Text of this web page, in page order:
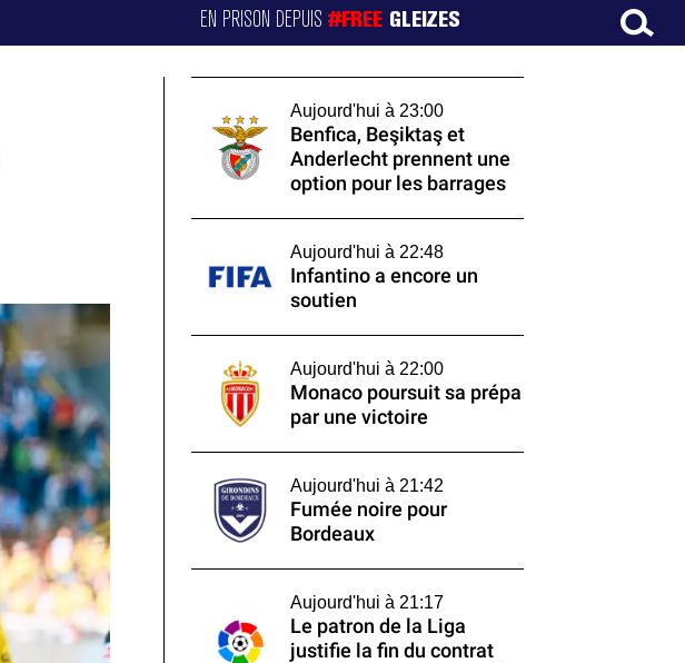
EN PRISON DEPUIS#FREE GLEIZES
Aujourd'hui à 23:00
Benfica, Beşiktaş et
Anderlecht prennent une
option pour les barrages
Aujourd'hui à 22:48
Infantino a encore un
soutien
Aujourd'hui à 22:00
Monaco poursuit sa prépa
par une victoire
Aujourd'hui à 21:42
Fumée noire pour
Bordeaux
Aujourd'hui à 21:17
Le patron de la Liga
justifie la fin du contrat